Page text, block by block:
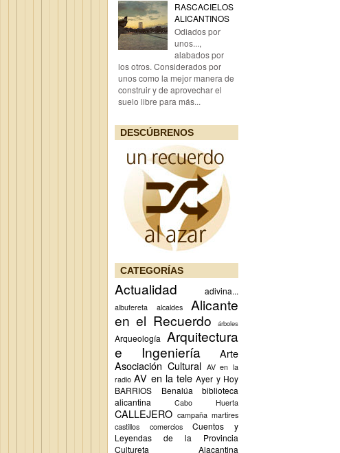
RASCACIELOS
ALICANTINOS
Odiados por
unos...,
alabados por
los otros. Considerados por
unos como la mejor manera de
construir y de aprovechar el
suelo libre para más...
DESCÚBRENOS
CATEGORÍAS
Actualidad adivina...
albufereta alcaldes
Alicante
en el Recuerdo
árboles
Arqueología Arquitectura
e Ingeniería
Arte
Asociación Cultural AV en la
radio AV en la tele Ayer y Hoy
BARRIOS
Benalúa
biblioteca
alicantina
Cabo Huerta
CALLEJERO campaña martires
castillos
comercios
Cuentos y
Leyendas de la Provincia
Cultureta Alacantina